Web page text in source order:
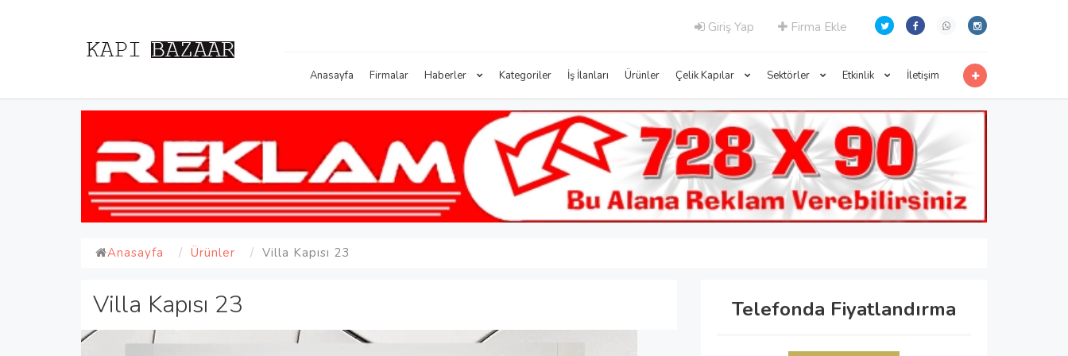
Giriş Yap Firma Ekle
Anasayfa Firmalar Haberler Kategoriler İş İlanları Ürünler Çelik Kapılar Sektörler Etkinlik İletişim
Anasayfa Ürünler Villa Kapısı 23
Villa Kapısı 23 Telefonda Fiyatlandırma